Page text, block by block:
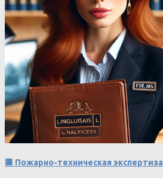
🟥 Пожарно-техническая экспертиза